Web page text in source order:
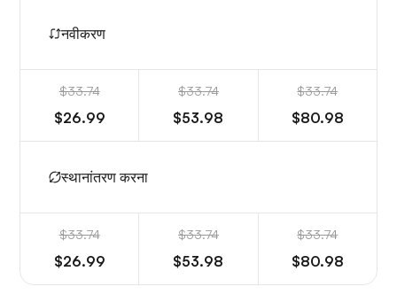
नवीकरण
$33.74
$26.99
$33.74
$53.98
$33.74
$80.98
स्थानांतरण करना
$33.74
$26.99
$33.74
$53.98
$33.74
$80.98